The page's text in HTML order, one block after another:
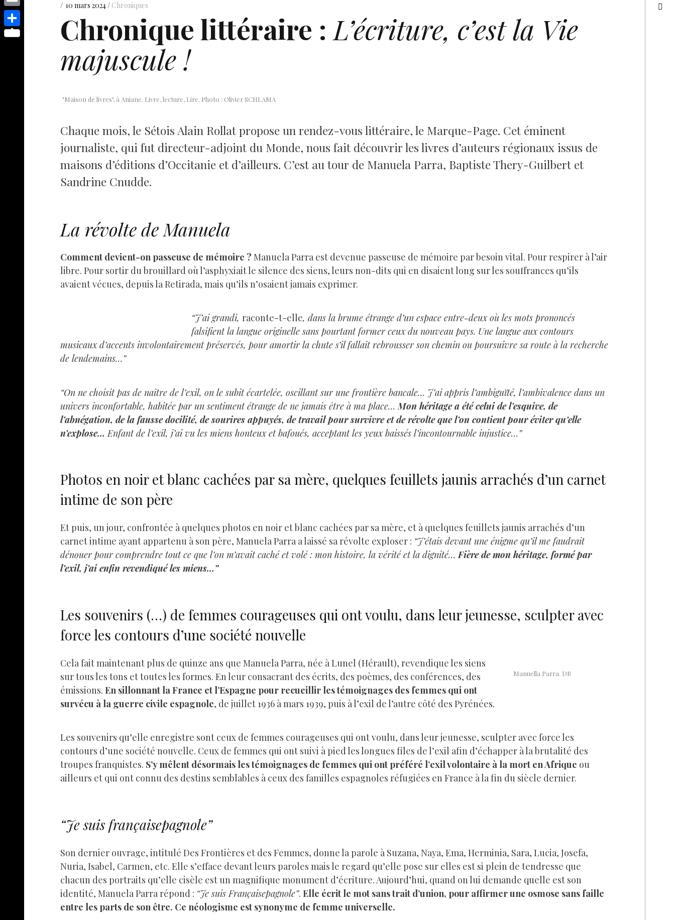
10 mars 2024 Chroniques
Chronique littéraire : L’écriture, c’est la Vie
majuscule !
"Maison de livres", à Aniane. Livre, lecture, Lire. Photo : Olivier SCHLAMA
Chaque mois, le Sétois Alain Rollat propose un rendez-vous littéraire, le Marque-Page. Cet éminent
journaliste, qui fut directeur-adjoint du Monde, nous fait découvrir les livres d’auteurs régionaux issus de
maisons d’éditions d’Occitanie et d’ailleurs. C’est au tour de Manuela Parra, Baptiste Thery-Guilbert et
Sandrine Cnudde.
La révolte de Manuela
Comment devient-on passeuse de mémoire ? Manuela Parra est devenue passeuse de mémoire par besoin vital. Pour respirer à l’air
libre. Pour sortir du brouillard où l’asphyxiait le silence des siens, leurs non-dits qui en disaient long sur les souffrances qu’ils
avaient vécues, depuis la Retirada, mais qu’ils n’osaient jamais exprimer.
“J’ai grandi, raconte-t-elle, dans la brume étrange d’un espace entre-deux où les mots prononcés
falsifient la langue originelle sans pourtant former ceux du nouveau pays. Une langue aux contours
musicaux d’accents involontairement préservés, pour amortir la chute s’il fallait rebrousser son chemin ou poursuivre sa route à la recherche
de lendemains…”
“On ne choisit pas de naître de l’exil, on le subit écartelée, oscillant sur une frontière bancale… J’ai appris l’ambiguïté, l’ambivalence dans un
univers inconfortable, habitée par un sentiment étrange de ne jamais être à ma place…Mon héritage a été celui de l’esquive, de
l’abnégation, de la fausse docilité, de sourires appuyés, de travail pour survivre et de révolte que l’on contient pour éviter qu’elle
n’explose… Enfant de l’exil, j’ai vu les miens honteux et bafoués, acceptant les yeux baissés l’incontournable injustice…”
Photos en noir et blanc cachées par sa mère, quelques feuillets jaunis arrachés d’un carnet
intime de son père
Et puis, un jour, confrontée à quelques photos en noir et blanc cachées par sa mère, et à quelques feuillets jaunis arrachés d’un
carnet intime ayant appartenu à son père, Manuela Parra a laissé sa révolte exploser : “J’étais devant une énigme qu’il me faudrait
dénouer pour comprendre tout ce que l’on m’avait caché et volé : mon histoire, la vérité et la dignité…Fière de mon héritage, formé par
l’exil, j’ai enfin revendiqué les miens…”
Les souvenirs (…) de femmes courageuses qui ont voulu, dans leur jeunesse, sculpter avec
force les contours d’une société nouvelle
Manuella Parra. DR
Cela fait maintenant plus de quinze ans que Manuela Parra, née à Lunel (Hérault), revendique les siens
sur tous les tons et toutes les formes. En leur consacrant des écrits, des poèmes, des conférences, des
émissions. En sillonnant la France et l’Espagne pour recueillir les témoignages des femmes qui ont
survécu à la guerre civile espagnole, de juillet 1936 à mars 1939, puis à l’exil de l’autre côté des Pyrénées.
Les souvenirs qu’elle enregistre sont ceux de femmes courageuses qui ont voulu, dans leur jeunesse, sculpter avec force les
contours d’une société nouvelle. Ceux de femmes qui ont suivi à pied les longues files de l’exil afin d’échapper à la brutalité des
troupes franquistes. S’y mêlent désormais les témoignages de femmes qui ont préféré l’exil volontaire à la mort en Afrique ou
ailleurs et qui ont connu des destins semblables à ceux des familles espagnoles réfugiées en France à la fin du siècle dernier.
“Je suis françaisepagnole”
Son dernier ouvrage, intitulé Des Frontières et des Femmes, donne la parole à Suzana, Naya, Ema, Herminia, Sara, Lucia, Josefa,
Nuria, Isabel, Carmen, etc. Elle s’efface devant leurs paroles mais le regard qu’elle pose sur elles est si plein de tendresse que
chacun des portraits qu’elle cisèle est un magnifique monument d’écriture. Aujourd’hui, quand on lui demande quelle est son
identité, Manuela Parra répond : “Je suis Françaisepagnole”. Elle écrit le mot sans trait d’union, pour affirmer une osmose sans faille
entre les parts de son être. Ce néologisme est synonyme de femme universelle.
p
e
s
d
I
e
n
y
p
e
o
p
E
m
S